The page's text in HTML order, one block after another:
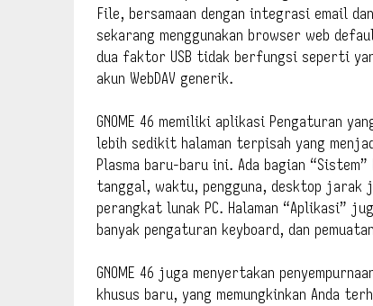
File, bersamaan dengan integrasi email
sekarang menggunakan browser web
dua faktor USB tidak berfungsi seperti
akun WebDAV generik.
GNOME 46 memiliki aplikasi Pengaturan
lebih sedikit halaman terpisah yang
Plasma baru-baru ini. Ada bagian
tanggal, waktu, pengguna, desktop jarak
perangkat lunak PC. Halaman “Aplikasi”
banyak pengaturan keyboard, dan
GNOME 46 juga menyertakan
khusus baru, yang memungkinkan Anda